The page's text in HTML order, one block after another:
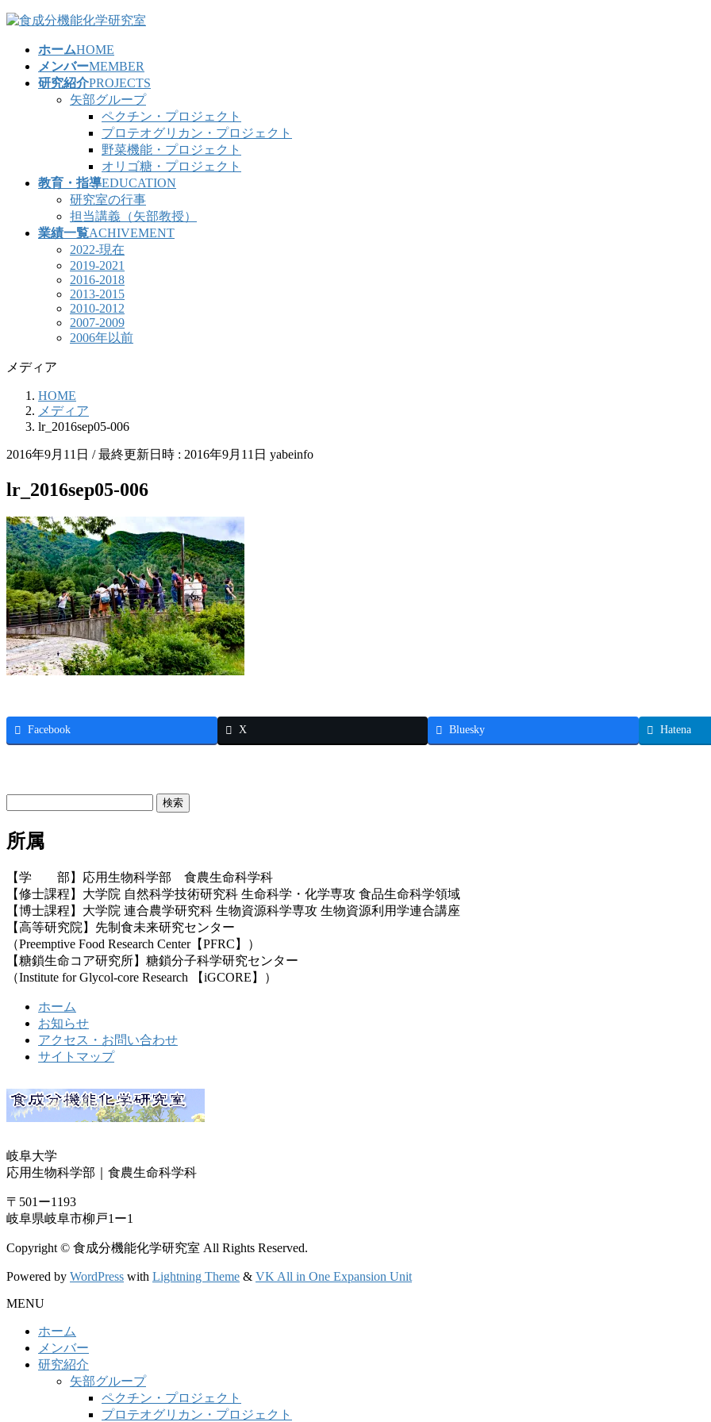
コ
ナ
ホームHOME
メンバーMEMBER
研究紹介PROJECTS
矢部グループ
ペクチン・プロジェクト
プロテオグリカン・プロジェクト
野菜機能・プロジェクト
オリゴ糖・プロジェクト
教育・指導EDUCATION
研究室の行事
担当講義（矢部教授）
業績一覧ACHIVEMENT
2022-現在
2019-2021
2016-2018
2013-2015
2010-2012
2007-2009
2006年以前
メディア
HOME
メディア
lr_2016sep05-006
2016年9月11日 / 最終更新日時 : 2016年9月11日 yabeinfo
lr_2016sep05-006
Facebook X Bluesky Hatena
所属
【学 部】応用生物科学部 食農生命科学科
【修士課程】大学院 自然科学技術研究科 生命科学・化学専攻 食品生命科学領域
【博士課程】大学院 連合農学研究科 生物資源科学専攻 生物資源利用学連合講座
【高等研究院】先制食未来研究センター
（Preemptive Food Research Center【PFRC】）
【糖鎖生命コア研究所】糖鎖分子科学研究センター
（Institute for Glycol-core Research 【iGCORE】）
ホーム
お知らせ
アクセス・お問い合わせ
サイトマップ
岐阜大学
応用生物科学部｜食農生命科学科
〒501ー1193
岐阜県岐阜市柳戸1ー1
Copyright © 食成分機能化学研究室 All Rights Reserved.
Powered by WordPress with Lightning Theme & VK All in One Expansion Unit
MENU
ホーム
メンバー
研究紹介
矢部グループ
ペクチン・プロジェクト
プロテオグリカン・プロジェクト